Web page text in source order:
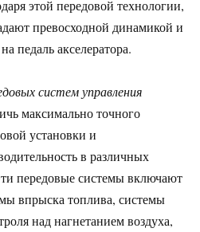
этой передовой технологии,
превосходной динамикой и
педаль акселератора.
систем управления
максимально точного
установки и
в различных
передовые системы включают
впрыска топлива, системы
над нагнетанием воздуха,